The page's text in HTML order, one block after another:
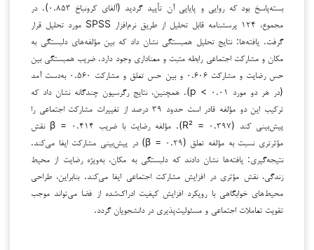
بسته‌پاسخ بود که روایی و پایایی آن تأیید گردید (آلفای کرونباخ ۰.۸۵۳). در
مجموع، ۱۲۴ پرسشنامه قابل تحلیل از طریق نرم‌افزار SPSS مورد تحلیل قرار
گرفت. یافته‌ها: نتایج تحلیل همبستگی نشان داد که بین مؤلفه‌های دلبستگی به
مکان و مشارکت اجتماعی رابطه مثبت و معناداری وجود دارد. ضریب همبستگی بین
حس رضایت و مشارکت ۰.۶۰۶ و بین حس تعلق و مشارکت ۰.۵۶۰ به‌دست آمد
(در هر دو مورد p < ۰.۰۱). همچنین، نتایج رگرسیون چندگانه نشان داد که
ترکیب این دو مؤلفه قادر است حدود ۳۹ درصد از تغییرات مشارکت اجتماعی را
پیش‌بینی کند (R² = ۰.۳۹۷). مؤلفه رضایت با ضریب β = ۰.۴۱۴ نقش
مؤثرتری نسبت به مؤلفه تعلق (β = ۰.۲۹) در پیش‌بینی مشارکت ایفا می‌کند.
نتیجه‌گیری: یافته‌ها نشان دادند که دلبستگی به مکان، به‌ویژه رضایت از محیط
زندگی، نقش مؤثری در افزایش مشارکت اجتماعی ایفا می‌کند. بنابراین، طراحی
محیط‌های خوابگاهی با رویکرد افزایش کیفیت ادراک‌شده از فضا می‌تواند موجب
تقویت تعاملات اجتماعی و مسئولیت‌پذیری در دانشجویان گردد.